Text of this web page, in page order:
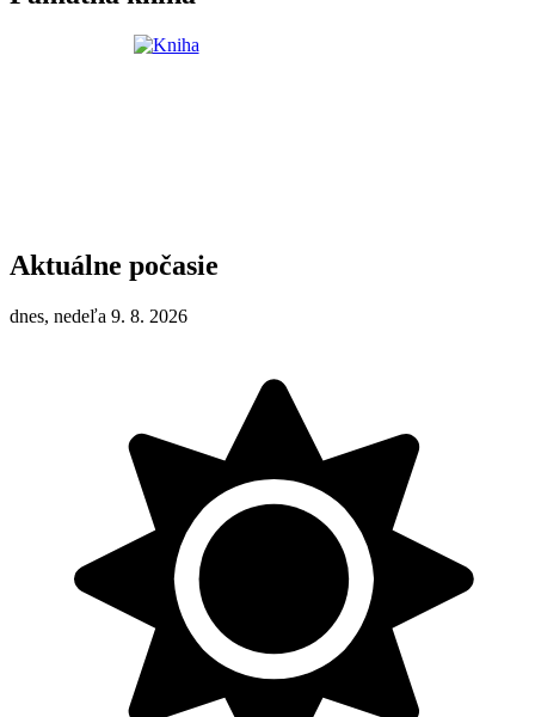
Aktuálne počasie
dnes, nedeľa 9. 8. 2026